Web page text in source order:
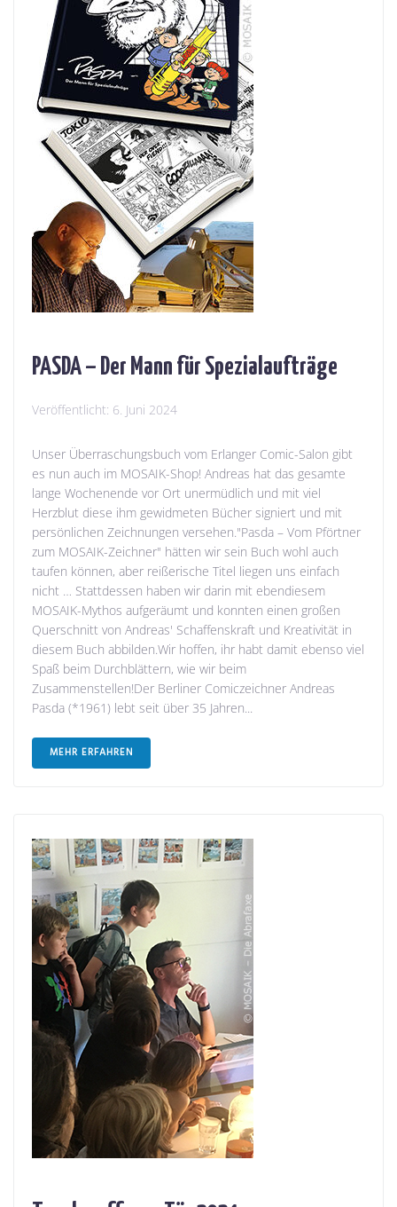
PASDA – Der Mann für Spezialaufträge
Veröffentlicht: 6. Juni 2024
Unser Überraschungsbuch vom Erlanger Comic-Salon gibt
es nun auch im MOSAIK-Shop! Andreas hat das gesamte
lange Wochenende vor Ort unermüdlich und mit viel
Herzblut diese ihm gewidmeten Bücher signiert und mit
persönlichen Zeichnungen versehen."Pasda – Vom Pförtner
zum MOSAIK-Zeichner" hätten wir sein Buch wohl auch
taufen können, aber reißerische Titel liegen uns einfach
nicht … Stattdessen haben wir darin mit ebendiesem
MOSAIK-Mythos aufgeräumt und konnten einen großen
Querschnitt von Andreas' Schaffenskraft und Kreativität in
diesem Buch abbilden.Wir hoffen, ihr habt damit ebenso viel
Spaß beim Durchblättern, wie wir beim
Zusammenstellen!Der Berliner Comiczeichner Andreas
Pasda (*1961) lebt seit über 35 Jahren...
MEHR ERFAHREN